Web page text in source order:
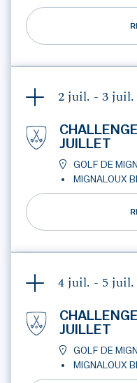
2 juil. - 3 juil.
JUILLET
GOLF DE
MIGNALOUX
4 juil. - 5 juil.
JUILLET
GOLF DE
MIGNALOUX